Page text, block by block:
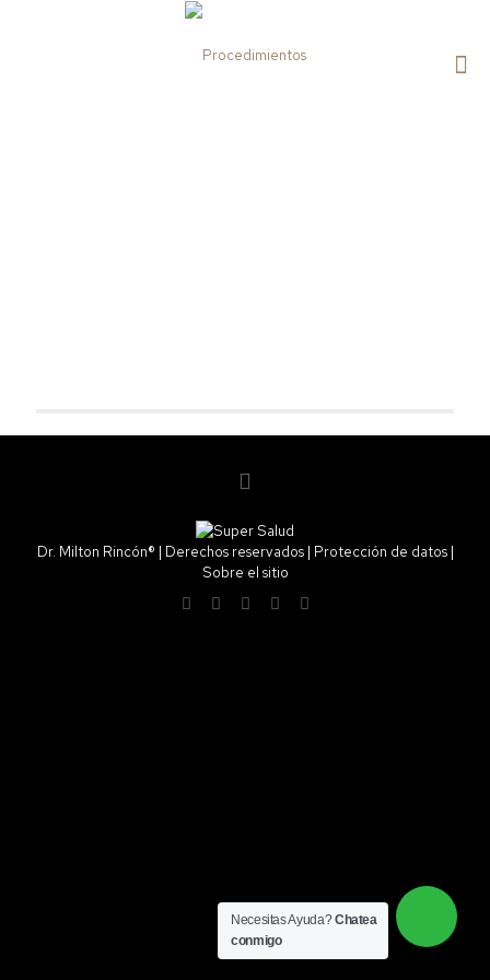
Dr. Milton Rincón® | Derechos reservados| Protección de datos|
Sobre el sitio
Necesitas Ayuda?Chatea
conmigo